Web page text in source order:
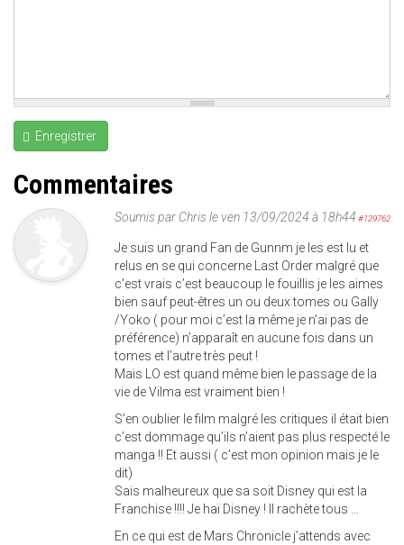
Enregistrer
Commentaires
Soumis par Chrisle ven 13/09/2024 à 18h44 #129762
Je suis un grand Fan de Gunnm je les est lu et
relus en se qui concerne Last Order malgré que
c’est vrais c’est beaucoup le fouillis je les aimes
bien sauf peut-êtres un ou deux tomes ou Gally
/Yoko ( pour moi c’est la même je n’ai pas de
préférence) n’apparaît en aucune fois dans un
tomes et l’autre très peut !
Mais LO est quand même bien le passage de la
vie de Vilma est vraiment bien !
S’en oublier le film malgré les critiques il était bien
c’est dommage qu’ils n’aient pas plus respecté le
manga !! Et aussi ( c’est mon opinion mais je le
dit)
Sais malheureux que sa soit Disney qui est la
Franchise !!!! Je haï Disney ! Il rachète tous …
En ce qui est de Mars Chronicle j’attends avec